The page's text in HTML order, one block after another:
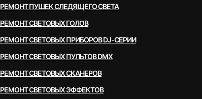
РЕМОНТ ПУШЕК СЛЕДЯЩЕГО СВЕТА
РЕМОНТ СВЕТОВЫХ ГОЛОВ
РЕМОНТ СВЕТОВЫХ ПРИБОРОВ DJ-СЕРИИ
РЕМОНТ СВЕТОВЫХ ПУЛЬТОВ DMX
РЕМОНТ СВЕТОВЫХ СКАНЕРОВ
РЕМОНТ СВЕТОВЫХ ЭФФЕКТОВ